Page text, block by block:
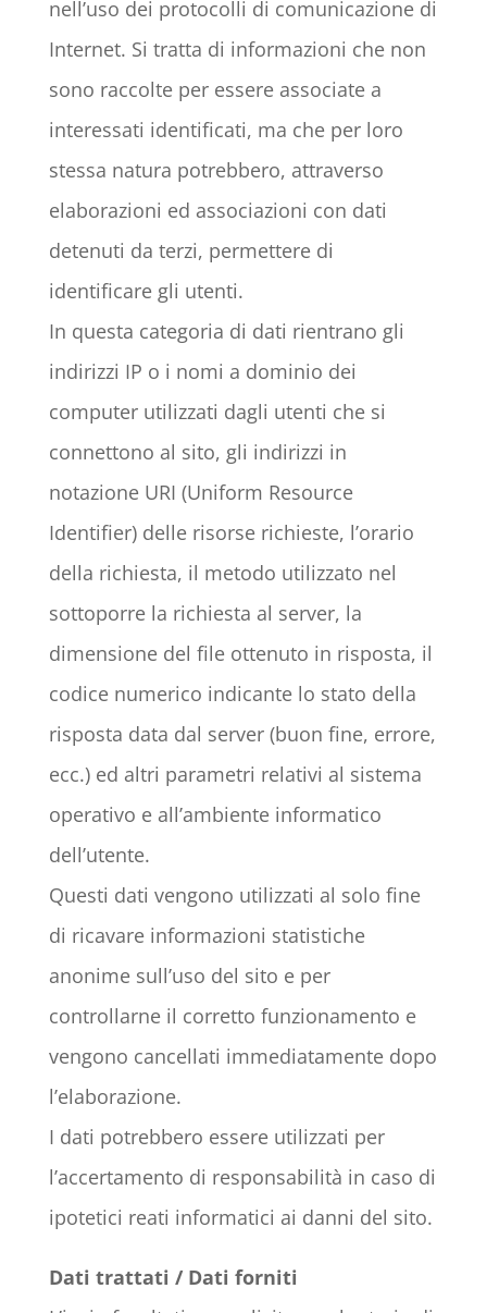
nell’uso dei protocolli di comunicazione di
Internet. Si tratta di informazioni che non
sono raccolte per essere associate a
interessati identificati, ma che per loro
stessa natura potrebbero, attraverso
elaborazioni ed associazioni con dati
detenuti da terzi, permettere di
identificare gli utenti.
In questa categoria di dati rientrano gli
indirizzi IP o i nomi a dominio dei
computer utilizzati dagli utenti che si
connettono al sito, gli indirizzi in
notazione URI (Uniform Resource
Identifier) delle risorse richieste, l’orario
della richiesta, il metodo utilizzato nel
sottoporre la richiesta al server, la
dimensione del file ottenuto in risposta, il
codice numerico indicante lo stato della
risposta data dal server (buon fine, errore,
ecc.) ed altri parametri relativi al sistema
operativo e all’ambiente informatico
dell’utente.
Questi dati vengono utilizzati al solo fine
di ricavare informazioni statistiche
anonime sull’uso del sito e per
controllarne il corretto funzionamento e
vengono cancellati immediatamente dopo
l’elaborazione.
I dati potrebbero essere utilizzati per
l’accertamento di responsabilità in caso di
ipotetici reati informatici ai danni del sito.
Dati trattati / Dati forniti